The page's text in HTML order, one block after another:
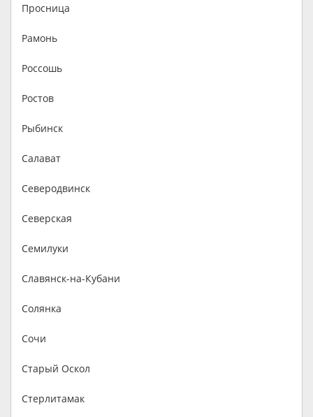
Просница
Рамонь
Россошь
Ростов
Рыбинск
Салават
Северодвинск
Северская
Семилуки
Славянск-на-Кубани
Солянка
Сочи
Старый Оскол
Стерлитамак